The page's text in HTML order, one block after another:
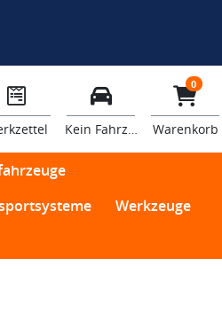
Kein Fahrzeug
0
Warenkorb
Werkzeuge